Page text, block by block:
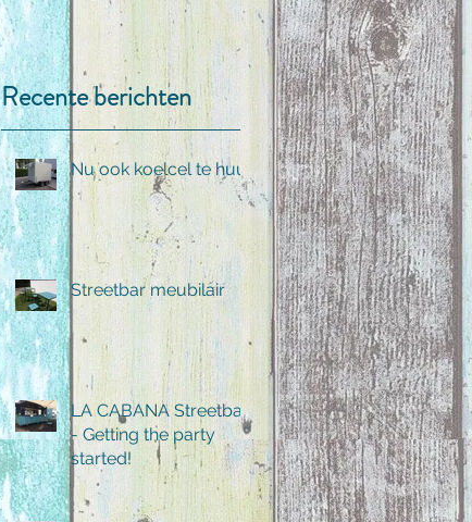
Recente berichten
Nu ook koelcel te huur
Streetbar meubilair
LA CABANA Streetbar
- Getting the party
started!